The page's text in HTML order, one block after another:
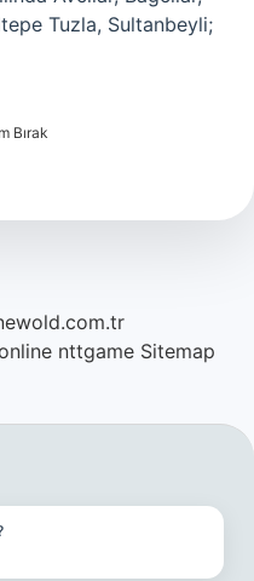
Tuzla, Sultanbeyli;
Bırak
nttgame Sitemap